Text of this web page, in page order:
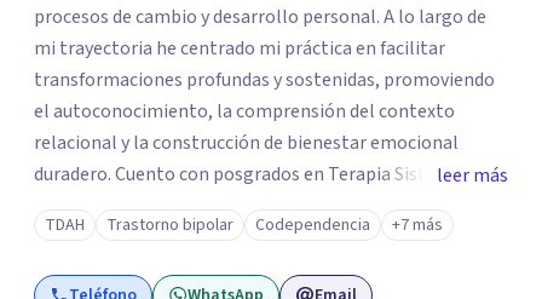
procesos de cambio y desarrollo personal. A lo largo de
mi trayectoria he centrado mi práctica en facilitar
transformaciones profundas y sostenidas, promoviendo
el autoconocimiento, la comprensión del contexto
relacional y la construcción de bienestar emocional
duradero. Cuento con posgrados en Terapia Sistémica
Familiar y de Pareja, Terapia Cognitiva Procesal Sistémica
Postracionalista y un Diplomado en Psicología Forense,
además de formación y certificación como Terapeuta
leer más
TDAH Trastorno bipolar Codependencia +7 más